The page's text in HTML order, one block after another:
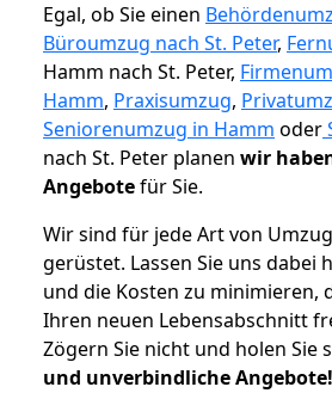
Egal, ob Sie einen
Büroumzug nach St. Peter,
Hamm nach St. Peter,
Hamm, Praxisumzug,
Seniorenumzug in Hamm oder
nach St. Peter planen wir
Angebotefür Sie.
Wir sind für jede Art von
gerüstet. Lassen Sie uns dabei
und die Kosten zu minimieren,
Ihren neuen Lebensabschnitt
Zögern Sie nicht und holen Sie
und unverbindliche Angebote!